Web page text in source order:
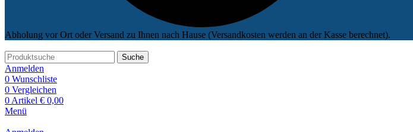
Abholung vor Ort oder Versand zu Ihnen nach Hause (Versandkosten werden an der Kasse berechnet).
Suche
Anmelden
0 Wunschliste
0 Vergleichen
0 Artikel € 0,00
Menü